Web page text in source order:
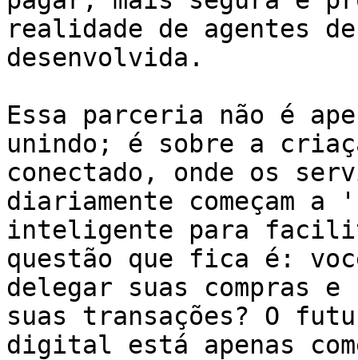
realidade de agentes
desenvolvida.
Essa parceria não é
unindo; é sobre a
conectado, onde os
diariamente começam
inteligente para
questão que fica é:
delegar suas compras
suas transações? O
digital está apenas